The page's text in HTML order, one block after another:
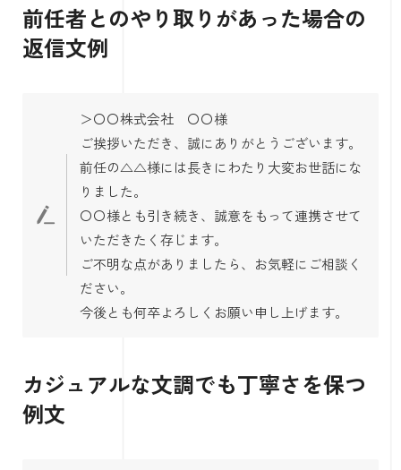
前任者とのやり取りがあった場合の
返信文例
＞〇〇株式会社 〇〇様
ご挨拶いただき、誠にありがとうございます。
前任の△△様には長きにわたり大変お世話にな
りました。
〇〇様とも引き続き、誠意をもって連携させて
いただきたく存じます。
ご不明な点がありましたら、お気軽にご相談く
ださい。
今後とも何卒よろしくお願い申し上げます。
カジュアルな文調でも丁寧さを保つ
例文